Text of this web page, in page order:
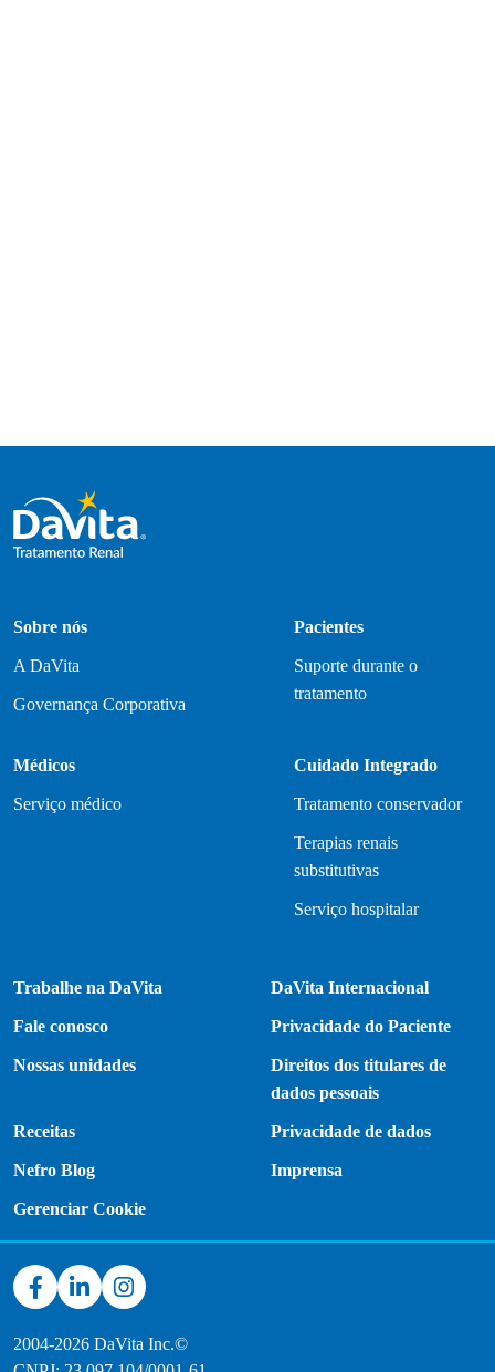
Sobre nós
A DaVita
Governança Corporativa
Pacientes
Suporte durante o
tratamento
Médicos
Serviço médico
Cuidado Integrado
Tratamento conservador
Terapias renais
substitutivas
Serviço hospitalar
Trabalhe na DaVita DaVita Internacional
Fale conosco Privacidade do Paciente
Nossas unidades
Direitos dos titulares de
dados pessoais
Receitas Privacidade de dados
Nefro Blog Imprensa
Gerenciar Cookie
2004-2026 DaVita Inc.©